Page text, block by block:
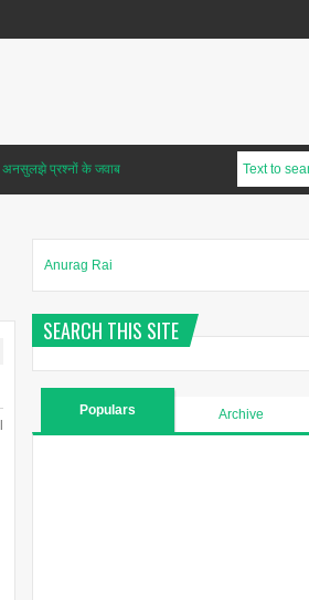
अनसुलझे प्रश्नों के जवाब
Anurag Rai
SEARCH THIS SITE
Populars Archive